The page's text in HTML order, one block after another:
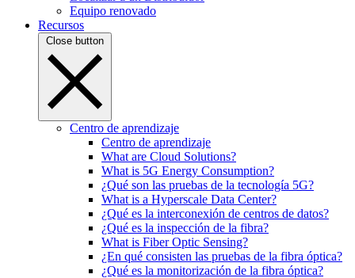
Equipo renovado
Recursos
Close button
Centro de aprendizaje
Centro de aprendizaje
What are Cloud Solutions?
What is 5G Energy Consumption?
¿Qué son las pruebas de la tecnología 5G?
What is a Hyperscale Data Center?
¿Qué es la interconexión de centros de datos?
¿Qué es la inspección de la fibra?
What is Fiber Optic Sensing?
¿En qué consisten las pruebas de la fibra óptica?
¿Qué es la monitorización de la fibra óptica?